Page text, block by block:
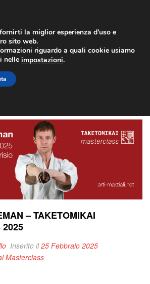
– TAKETOMIKAI
2025
– TAKETOMIKAI
2025
Inserito il25 Febbraio 2025
Masterclass
la miglior esperienza d'uso e
sito web.
riguardo a quali cookie usiamo
nelle impostazioni.